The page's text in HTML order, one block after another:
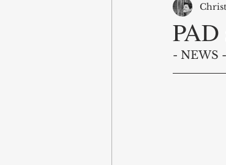
Hintergrund
PAD
- NEWS -